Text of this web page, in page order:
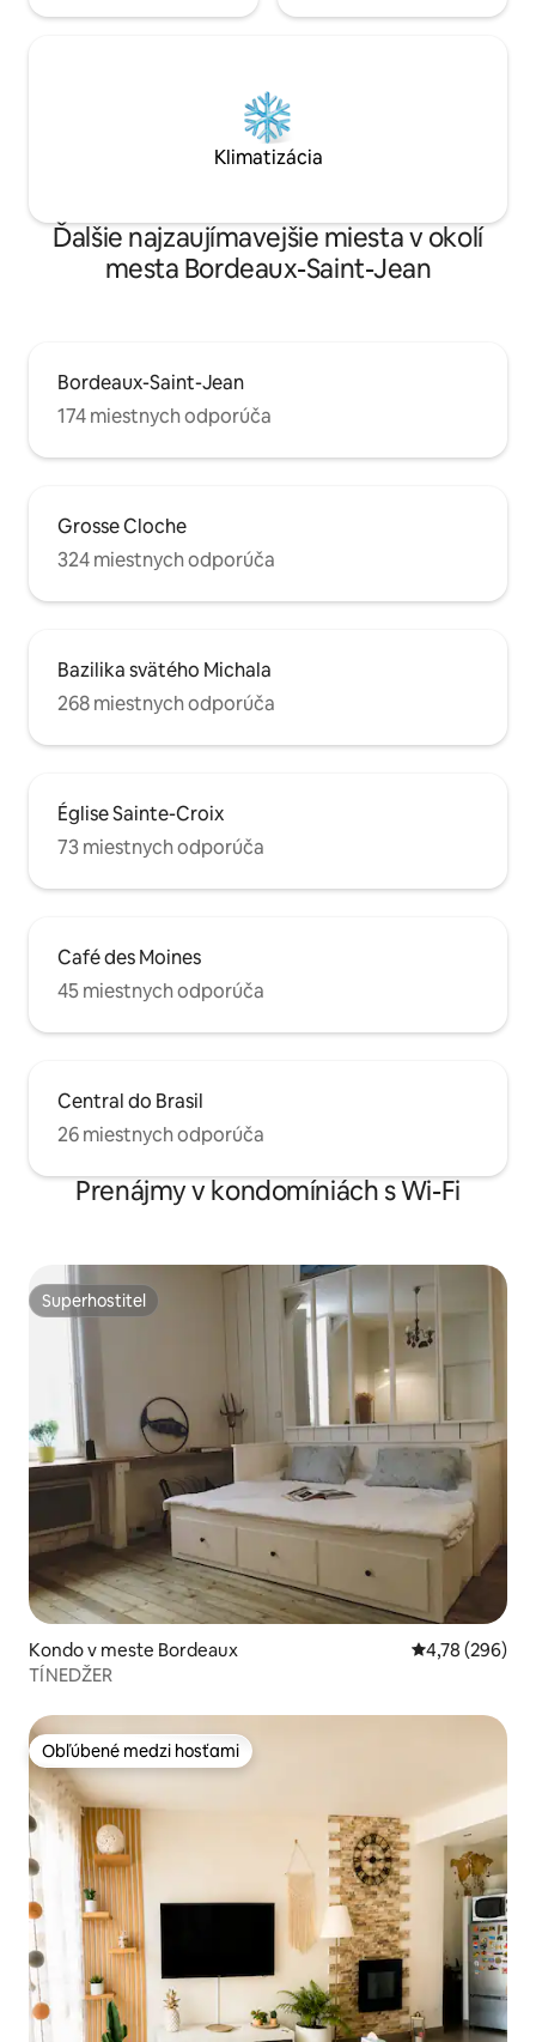
Klimatizácia
Ďalšie najzaujímavejšie miesta v okolí
mesta Bordeaux-Saint-Jean
Bordeaux-Saint-Jean
174 miestnych odporúča
Grosse Cloche
324 miestnych odporúča
Bazilika svätého Michala
268 miestnych odporúča
Église Sainte-Croix
73 miestnych odporúča
Café des Moines
45 miestnych odporúča
Central do Brasil
26 miestnych odporúča
Prenájmy v kondomíniách s Wi-Fi
Superhostiteľ
Superhostiteľ
Kondo v meste Bordeaux Priemerné
4,78 (296)
TÍNEDŽER
Obľúbené medzi hosťami
Obľúbené medzi hosťami